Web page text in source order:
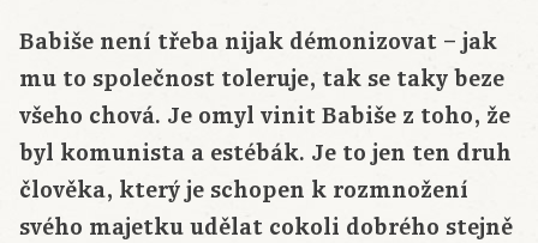
Babiše není třeba nijak démonizovat – jak
mu to společnost toleruje, tak se taky beze
všeho chová. Je omyl vinit Babiše z toho, že
byl komunista a estébák. Je to jen ten druh
člověka, který je schopen k rozmnožení
svého majetku udělat cokoli dobrého stejně